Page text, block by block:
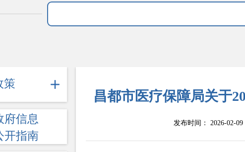
策
府信息
开指南
昌都市医疗保障局关于
发布时间： 2026-02-